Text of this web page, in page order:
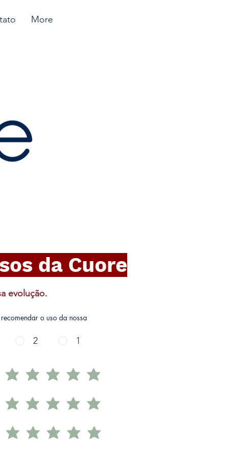
More
da Cuore
evolução.
o uso da nossa
2 1